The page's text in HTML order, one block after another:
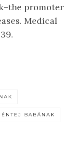
promoter
Medical
BABÁNAK